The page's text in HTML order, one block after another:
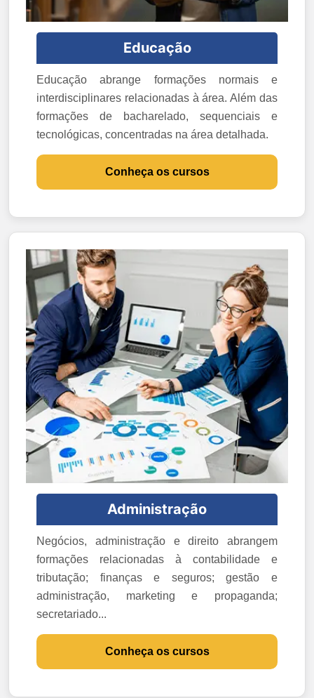
Educação
Educação abrange formações normais e
interdisciplinares relacionadas à área. Além das
formações de bacharelado, sequenciais e
tecnológicas, concentradas na área detalhada.
Conheça os cursos
Administração
Negócios, administração e direito abrangem
formações relacionadas à contabilidade e
tributação; finanças e seguros; gestão e
administração, marketing e propaganda;
secretariado...
Conheça os cursos